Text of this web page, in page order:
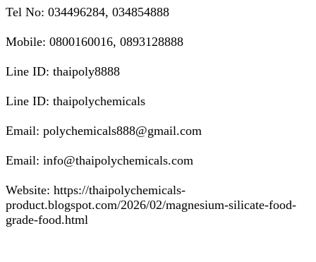
Tel No: 034496284, 034854888
Mobile: 0800160016, 0893128888
Line ID: thaipoly8888
Line ID: thaipolychemicals
Email: polychemicals888@gmail.com
Email: info@thaipolychemicals.com
Website: https://thaipolychemicals-
product.blogspot.com/2026/02/magnesium-silicate-food-
grade-food.html